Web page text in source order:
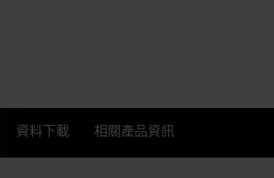
資料下載 相關產品資訊